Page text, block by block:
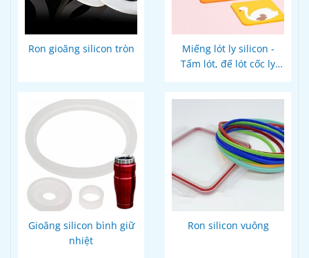
Ron gioăng silicon tròn
Miếng lót ly silicon -
Tấm lót, đế lót cốc ly
Gioăng silicon bình giữ
nhiệt
Ron silicon vuông